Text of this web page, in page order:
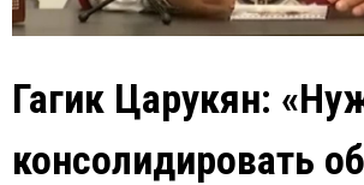
Гагик Царукян:
консолидировать